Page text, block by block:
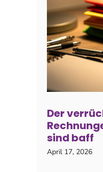
Der
sind baff
April 17, 2026